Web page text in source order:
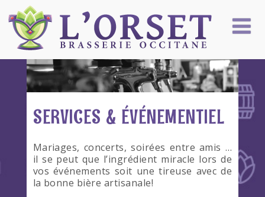
SERVICES & ÉVÉNEMENTIEL
Mariages, concerts, soirées entre amis …
il se peut que l’ingrédient miracle lors de
vos événements soit une tireuse avec de
la bonne bière artisanale!